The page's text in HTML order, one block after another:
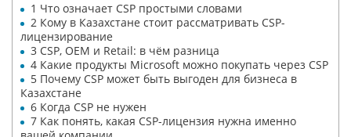
1 Что означает CSP простыми словами
2 Кому в Казахстане стоит рассматривать CSP-
лицензирование
3 CSP, OEM и Retail: в чём разница
4 Какие продукты Microsoft можно покупать через CSP
5 Почему CSP может быть выгоден для бизнеса в
Казахстане
6 Когда CSP не нужен
7 Как понять, какая CSP-лицензия нужна именно